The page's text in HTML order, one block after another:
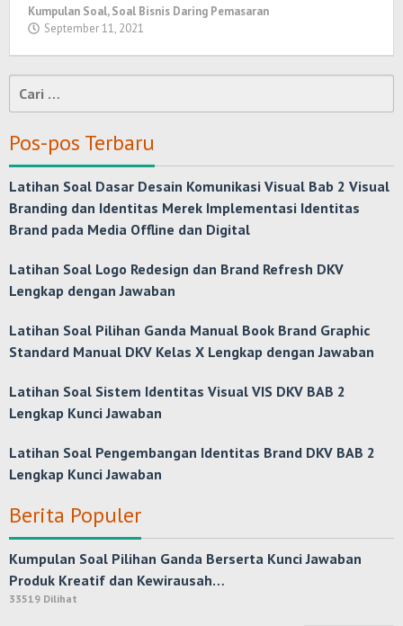
Kumpulan Soal,Soal Bisnis Daring Pemasaran
September 11, 2021
Cari
untuk:
Pos-pos Terbaru
Latihan Soal Dasar Desain Komunikasi Visual Bab 2 Visual
Branding dan Identitas Merek Implementasi Identitas
Brand pada Media Offline dan Digital
Latihan Soal Logo Redesign dan Brand Refresh DKV
Lengkap dengan Jawaban
Latihan Soal Pilihan Ganda Manual Book Brand Graphic
Standard Manual DKV Kelas X Lengkap dengan Jawaban
Latihan Soal Sistem Identitas Visual VIS DKV BAB 2
Lengkap Kunci Jawaban
Latihan Soal Pengembangan Identitas Brand DKV BAB 2
Lengkap Kunci Jawaban
Berita Populer
Kumpulan Soal Pilihan Ganda Berserta Kunci Jawaban
Produk Kreatif dan Kewirausah…
33519 Dilihat